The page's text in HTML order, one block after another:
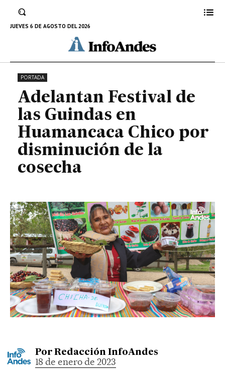
JUEVES 6 DE AGOSTO DEL 2026
Guindas en Huamancaca Chico
por disminución de la cosecha
18 DE ENERO DE 2023
PORTADA
Adelantan Festival de
las Guindas en
Huamancaca Chico por
disminución de la
cosecha
Por Redacción InfoAndes
18 de enero de 2023